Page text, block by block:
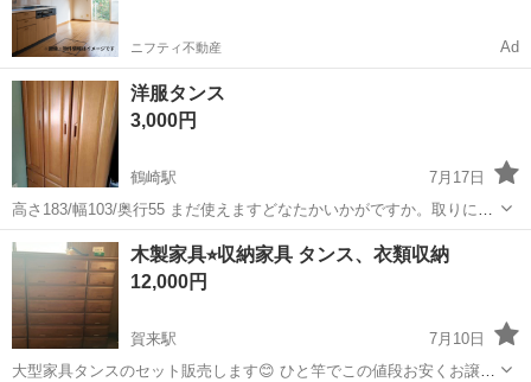
ニフティ不動産 Ad
洋服タンス
3,000円
鶴崎駅
7月17日
高さ183/幅103/奥行55 まだ使えますどなたかいかがですか。取りに来
ていただける方。
大分市 鶴崎駅 収納家具
木製家具⭐︎収納家具 タンス、衣類収納
12,000円
賀来駅
7月10日
大型家具タンスのセット販売します😊 ひと竿でこの値段お安くお譲り